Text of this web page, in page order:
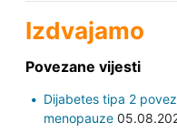
Izdvajamo
Povezane vijesti
Dijabetes tipa 2
menopauze